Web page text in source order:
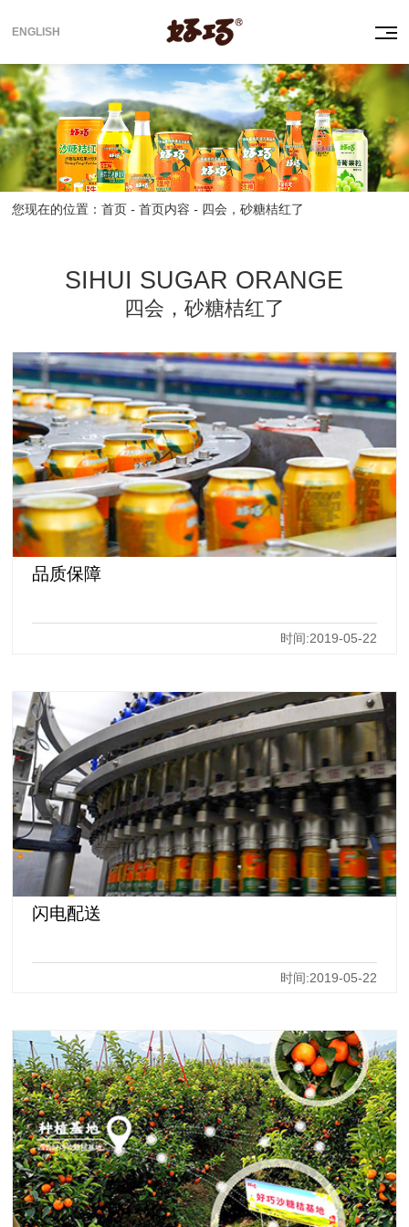
ENGLISH
您现在的位置：首页 -首页内容 - 四会，砂糖桔红了
SIHUI SUGAR ORANGE
四会，砂糖桔红了
品质保障
时间:2019-05-22
闪电配送
时间:2019-05-22